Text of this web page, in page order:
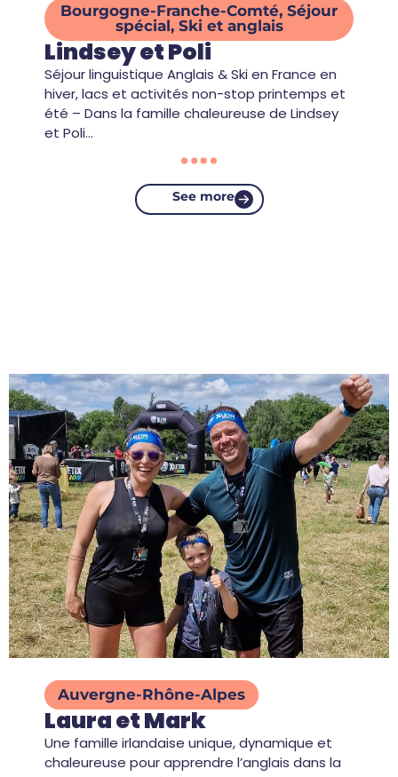
Bourgogne-Franche-Comté, Séjour
spécial, Ski et anglais
Lindsey et Poli
Séjour linguistique Anglais & Ski en France en
hiver, lacs et activités non-stop printemps et
été – Dans la famille chaleureuse de Lindsey
et Poli…
See more
Auvergne-Rhône-Alpes
Laura et Mark
Une famille irlandaise unique, dynamique et
chaleureuse pour apprendre l’anglais dans la